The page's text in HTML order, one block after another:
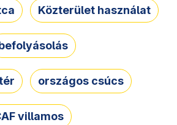
Közterület használat
országos csúcs
villamos